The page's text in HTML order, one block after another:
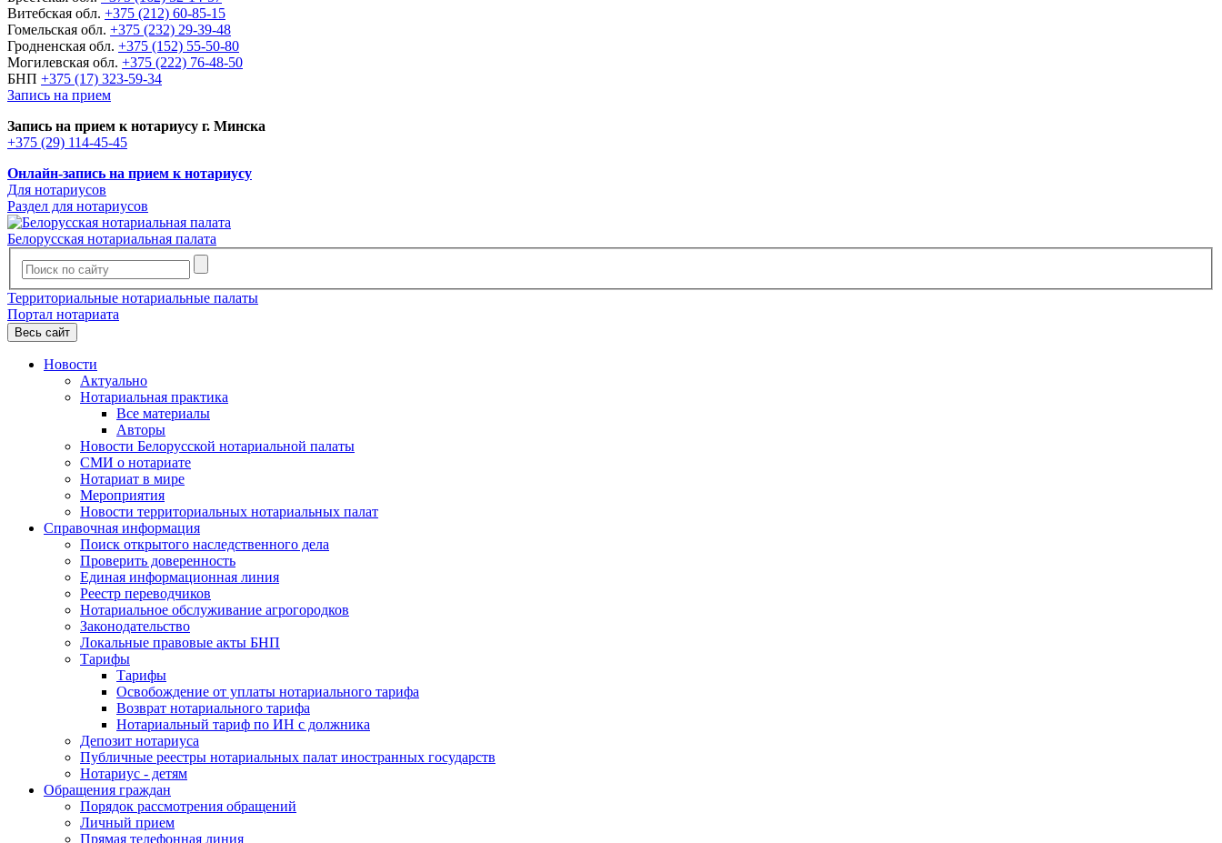
Витебская обл. +375 (212) 60-85-15
Гомельская обл. +375 (232) 29-39-48
Гродненская обл. +375 (152) 55-50-80
Могилевская обл. +375 (222) 76-48-50
БНП +375 (17) 323-59-34
Запись на прием
Запись на прием к нотариусу г. Минска
+375 (29) 114-45-45
Онлайн-запись на прием к нотариусу
Для нотариусов
Раздел для нотариусов
Белорусская нотариальная палата
Территориальные нотариальные палаты
Портал нотариата
Весь сайт
Новости
Актуально
Нотариальная практика
Все материалы
Авторы
Новости Белорусской нотариальной палаты
СМИ о нотариате
Нотариат в мире
Мероприятия
Новости территориальных нотариальных палат
Справочная информация
Поиск открытого наследственного дела
Проверить доверенность
Единая информационная линия
Реестр переводчиков
Нотариальное обслуживание агрогородков
Законодательство
Локальные правовые акты БНП
Тарифы
Тарифы
Освобождение от уплаты нотариального тарифа
Возврат нотариального тарифа
Нотариальный тариф по ИН с должника
Депозит нотариуса
Публичные реестры нотариальных палат иностранных государств
Нотариус - детям
Обращения граждан
Порядок рассмотрения обращений
Личный прием
Прямая телефонная линия